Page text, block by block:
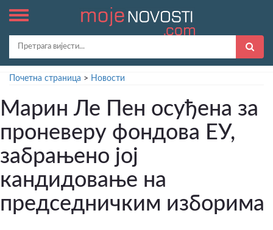
Почетна страница > Новости
Марин Ле Пен осуђена за
проневеру фондова ЕУ,
забрањено јој
кандидовање на
председничким изборима